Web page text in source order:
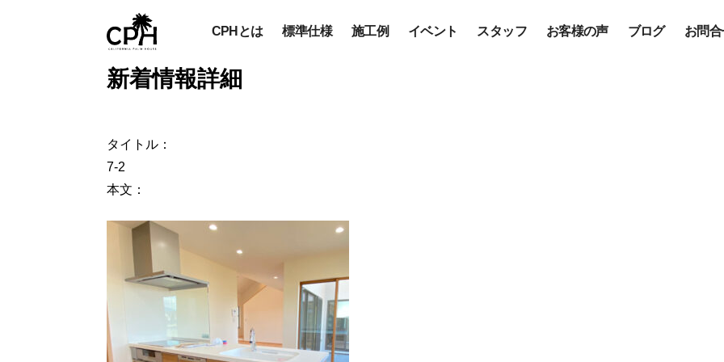
CPHとは 標準仕様 施工例 イベント スタッフ お客様の声 ブログ お問合
新着情報詳細
タイトル：
7-2
本文：